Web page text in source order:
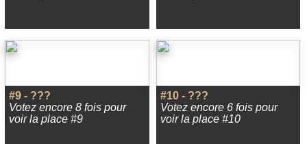
#9 - ???
Votez encore 8 fois pour
voir la place #9
#10 - ???
Votez encore 6 fois pour
voir la place #10